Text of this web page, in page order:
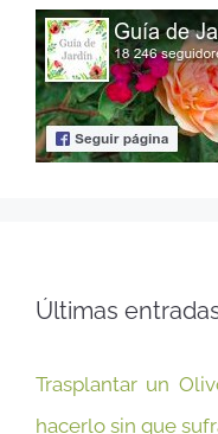
Últimas
Trasplantar un
hacerlo sin que